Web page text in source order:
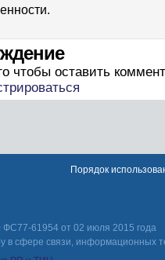
чтобы оставить
61954 от 02 июля 2015 года
сфере связи, информационных
Порядок